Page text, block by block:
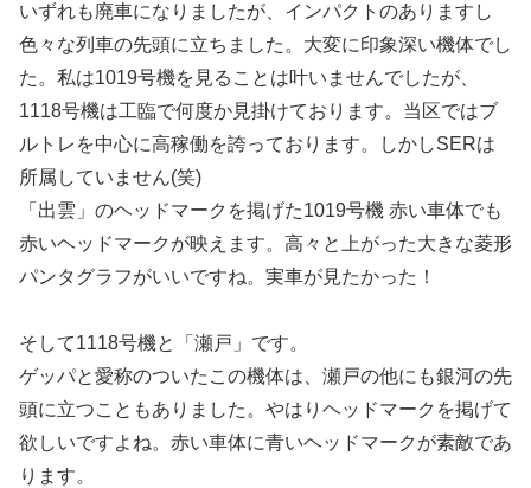
いずれも廃車になりましたが、インパクトのありますし
色々な列車の先頭に立ちました。大変に印象深い機体でし
た。私は1019号機を見ることは叶いませんでしたが、
1118号機は工臨で何度か見掛けております。当区ではブ
ルトレを中心に高稼働を誇っております。しかしSERは
所属していません(笑)
「出雲」のヘッドマークを掲げた1019号機 赤い車体でも
赤いヘッドマークが映えます。高々と上がった大きな菱形
パンタグラフがいいですね。実車が見たかった！
そして1118号機と「瀬戸」です。
ゲッパと愛称のついたこの機体は、瀬戸の他にも銀河の先
頭に立つこともありました。やはりヘッドマークを掲げて
欲しいですよね。赤い車体に青いヘッドマークが素敵であ
ります。